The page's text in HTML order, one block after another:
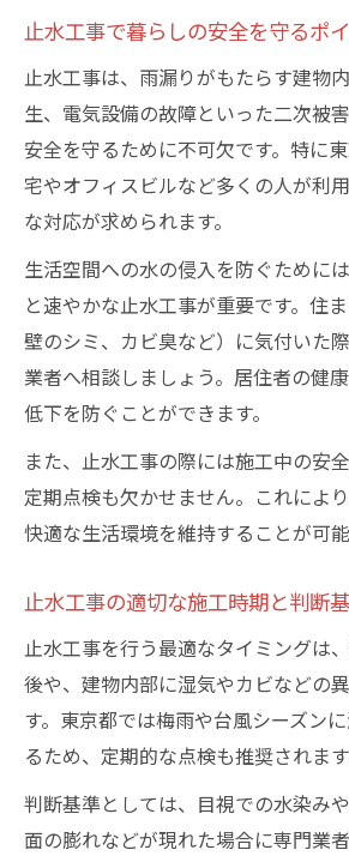
止水工事で暮らしの安全を守るポ
止水工事は、雨漏りがもたらす建物
生、電気設備の故障といった二次被
安全を守るために不可欠です。特に
宅やオフィスビルなど多くの人が利
な対応が求められます。
生活空間への水の侵入を防ぐために
と速やかな止水工事が重要です。住
壁のシミ、カビ臭など）に気付いた
業者へ相談しましょう。居住者の健
低下を防ぐことができます。
また、止水工事の際には施工中の安
定期点検も欠かせません。これによ
快適な生活環境を維持することが可能
止水工事の適切な施工時期と判断
止水工事を行う最適なタイミングは
後や、建物内部に湿気やカビなどの
す。東京都では梅雨や台風シーズン
るため、定期的な点検も推奨されます
判断基準としては、目視での水染み
面の膨れなどが現れた場合に専門業